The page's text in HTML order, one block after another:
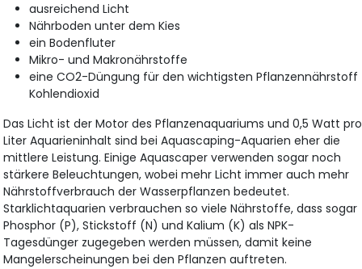
ausreichend Licht
Nährboden unter dem Kies
ein Bodenfluter
Mikro- und Makronährstoffe
eine CO2-Düngung für den wichtigsten Pflanzennährstoff
Kohlendioxid
Das Licht ist der Motor des Pflanzenaquariums und 0,5 Watt pro
Liter Aquarieninhalt sind bei Aquascaping-Aquarien eher die
mittlere Leistung. Einige Aquascaper verwenden sogar noch
stärkere Beleuchtungen, wobei mehr Licht immer auch mehr
Nährstoffverbrauch der Wasserpflanzen bedeutet.
Starklichtaquarien verbrauchen so viele Nährstoffe, dass sogar
Phosphor (P), Stickstoff (N) und Kalium (K) als NPK-
Tagesdünger zugegeben werden müssen, damit keine
Mangelerscheinungen bei den Pflanzen auftreten.